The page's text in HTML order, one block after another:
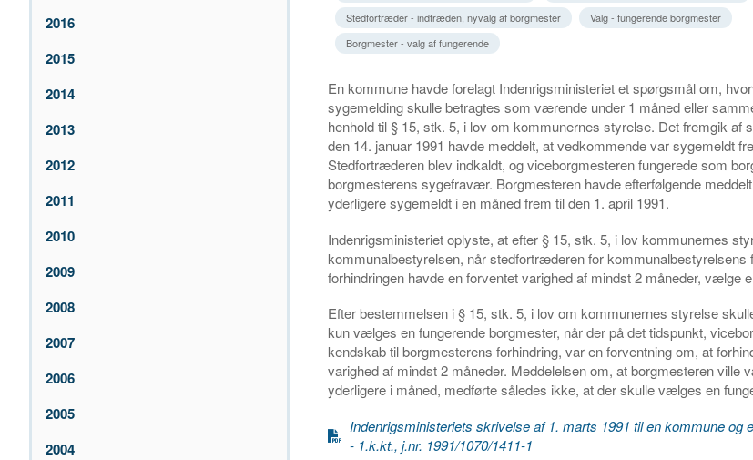
2016
2015
2014
2013
2012
2011
2010
2009
2008
2007
2006
2005
2004
Stedfortræder - indtræden, nyvalg af borgmester
Valg - fungerende borgmester
Borgmester - valg af fungerende
En kommune havde forelagt Indenrigsministeriet et spørgsmål om,
sygemelding skulle betragtes som værende under 1 måned eller
henhold til § 15, stk. 5, i lov om kommunernes styrelse. Det fremgik af
den 14. januar 1991 havde meddelt, at vedkommende var sygemeldt
Stedfortræderen blev indkaldt, og viceborgmesteren fungerede som
borgmesterens sygefravær. Borgmesteren havde efterfølgende
yderligere sygemeldt i en måned frem til den 1. april 1991.
Indenrigsministeriet oplyste, at efter § 15, stk. 5, i lov kommunernes
kommunalbestyrelsen, når stedfortræderen for kommunalbestyrelsens
forhindringen havde en forventet varighed af mindst 2 måneder, vælge
Efter bestemmelsen i § 15, stk. 5, i lov om kommunernes styrelse
kun vælges en fungerende borgmester, når der på det tidspunkt,
kendskab til borgmesterens forhindring, var en forventning om, at
varighed af mindst 2 måneder. Meddelelsen om, at borgmesteren ville
yderligere i måned, medførte således ikke, at der skulle vælges en
Indenrigsministeriets skrivelse af 1. marts 1991 til en kommune og
- 1.k.kt., j.nr. 1991/1070/1411-1